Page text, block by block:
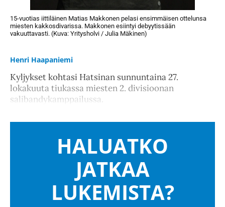
15-vuotias iittiläinen Matias Makkonen pelasi ensimmäisen ottelunsa
miesten kakkosdivarissa. Makkonen esiintyi debyytissään
vakuuttavasti. (Kuva: Yritysholvi / Julia Mäkinen)
Henri Haapaniemi
Kyljykset kohtasi Hatsinan sunnuntaina 27.
lokakuuta tiukassa miesten 2. divisioonan
salibandykamppailussa.
HALUATKO
JATKAA
LUKEMISTA?